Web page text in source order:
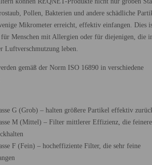
Pollen, Bakterien und andere schädliche
Mikrometer erreicht, effektiv einfangen. Dies
für Menschen mit Allergien oder für diejenigen, die
Luftverschmutzung leben.
gemäß der Norm ISO 16890 in verschiedene
G (Grob) – halten größere Partikel effektiv
M (Mittel) – Filter mittlerer Effizienz, die feinere
F (Fein) – hocheffiziente Filter, die sehr feine